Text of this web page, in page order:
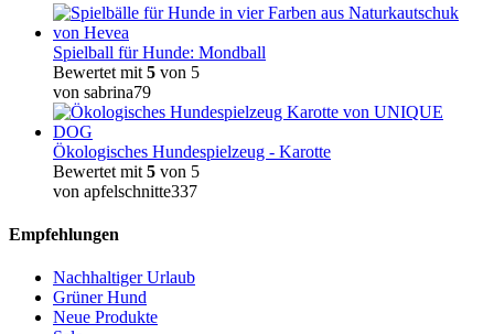
Spielball für Hunde: Mondball
Bewertet mit 5 von 5
von sabrina79
Ökologisches Hundespielzeug - Karotte
Bewertet mit 5 von 5
von apfelschnitte337
Empfehlungen
Nachhaltiger Urlaub
Grüner Hund
Neue Produkte